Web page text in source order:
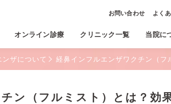
オンライン診療 クリニック一覧 当院に
お問い合わせ よく
ンザについて 経鼻インフルエンザワクチン（フ
ン（フルミスト）とは？効